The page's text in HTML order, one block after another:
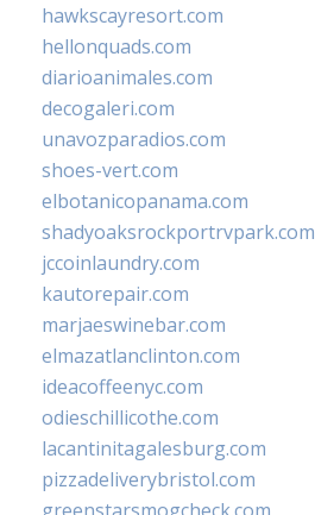
hawkscayresort.com
hellonquads.com
diarioanimales.com
decogaleri.com
unavozparadios.com
shoes-vert.com
elbotanicopanama.com
shadyoaksrockportrvpark.com
jccoinlaundry.com
kautorepair.com
marjaeswinebar.com
elmazatlanclinton.com
ideacoffeenyc.com
odieschillicothe.com
lacantinitagalesburg.com
pizzadeliverybristol.com